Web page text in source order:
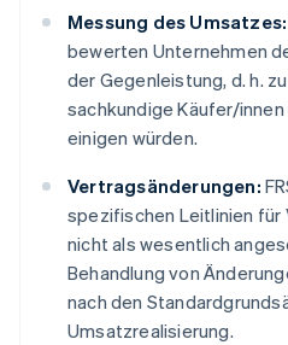
Messung des Umsatzes:
bewerten Unternehmen
der Gegenleistung, d. h.
sachkundige Käufer/
einigen würden.
Vertragsänderungen:
spezifischen Leitlinien für
nicht als wesentlich
Behandlung von
nach den
Umsatzrealisierung.